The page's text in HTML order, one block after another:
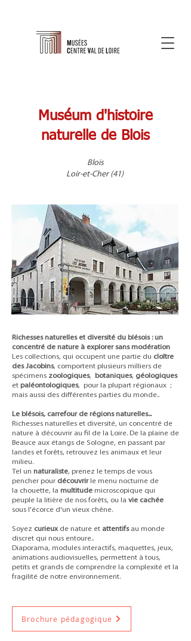
Muséum d'histoire
naturelle de Blois
Blois
Loir-et-Cher (41)
Richesses naturelles et diversité du blésois : un
concentré de nature à explorer sans modération
Les collections, qui occupent une partie du cloître
des Jacobins, comportent plusieurs milliers de
spécimens zoologiques, botaniques, géologiques
et paléontologiques, pour la plupart régionaux ;
mais aussi des différentes parties du monde..
Le blésois, carrefour de régions naturelles...
Richesses naturelles et diversité, un concentré de
nature à découvrir au fil de la Loire. De la plaine de
Beauce aux étangs de Sologne, en passant par
landes et forêts, retrouvez les animaux et leur
milieu.
Tel un naturaliste, prenez le temps de vous
pencher pour découvrirle menu nocturne de
la chouette, la multitude microscopique qui
peuple la litière de nos forêts, ou la vie cachée
sous l'écorce d'un vieux chêne.
Soyez curieux de nature et attentifs au monde
discret qui nous entoure..
Diaporama, modules interactifs, maquettes, jeux,
animations audiovisuelles, permettent à tous,
petits et grands de comprendre la complexité et la
fragilité de notre environnement.
Brochure pédagogique